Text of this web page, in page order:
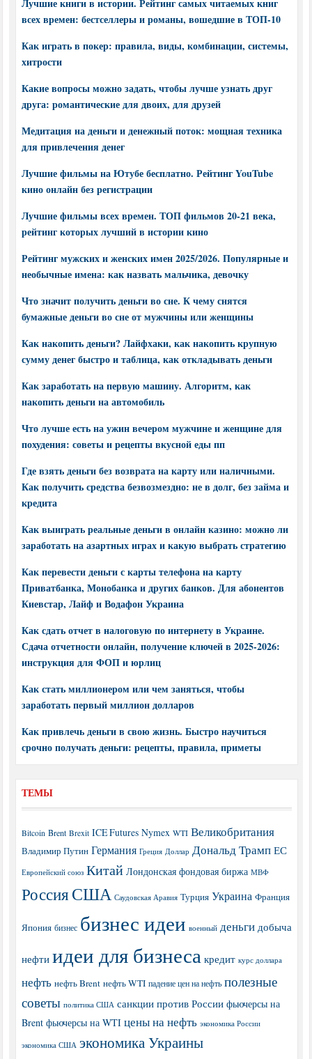
Лучшие книги в истории. Рейтинг самых читаемых книг
всех времен: бестселлеры и романы, вошедшие в ТОП-10
Как играть в покер: правила, виды, комбинации, системы,
хитрости
Какие вопросы можно задать, чтобы лучше узнать друг
друга: романтические для двоих, для друзей
Медитация на деньги и денежный поток: мощная техника
для привлечения денег
Лучшие фильмы на Ютубе бесплатно. Рейтинг YouTube
кино онлайн без регистрации
Лучшие фильмы всех времен. ТОП фильмов 20-21 века,
рейтинг которых лучший в истории кино
Рейтинг мужских и женских имен 2025/2026. Популярные и
необычные имена: как назвать мальчика, девочку
Что значит получить деньги во сне. К чему снятся
бумажные деньги во сне от мужчины или женщины
Как накопить деньги? Лайфхаки, как накопить крупную
сумму денег быстро и таблица, как откладывать деньги
Как заработать на первую машину. Алгоритм, как
накопить деньги на автомобиль
Что лучше есть на ужин вечером мужчине и женщине для
похудения: советы и рецепты вкусной еды пп
Где взять деньги без возврата на карту или наличными.
Как получить средства безвозмездно: не в долг, без займа и
кредита
Как выиграть реальные деньги в онлайн казино: можно ли
заработать на азартных играх и какую выбрать стратегию
Как перевести деньги с карты телефона на карту
Приватбанка, Монобанка и других банков. Для абонентов
Киевстар, Лайф и Водафон Украина
Как сдать отчет в налоговую по интернету в Украине.
Сдача отчетности онлайн, получение ключей в 2025-2026:
инструкция для ФОП и юрлиц
Как стать миллионером или чем заняться, чтобы
заработать первый миллион долларов
Как привлечь деньги в свою жизнь. Быстро научиться
срочно получать деньги: рецепты, правила, приметы
ТЕМЫ
Bitcoin Brent Brexit ICE Futures Nymex WTI Великобритания
Владимир Путин Германия Греция Доллар Дональд Трамп ЕС
Европейский союз Китай Лондонская фондовая биржа МВФ
РоссияСША Саудовская Аравия Турция Украина Франция
Япония бизнес бизнес идеи военный деньги добыча
нефти идеи для бизнеса кредит курс доллара
нефть нефть Brent нефть WTI падение цен на нефть полезные
советы политика США санкции против России фьючерсы на
Brent фьючерсы на WTI цены на нефть экономика России
экономика США экономика Украины